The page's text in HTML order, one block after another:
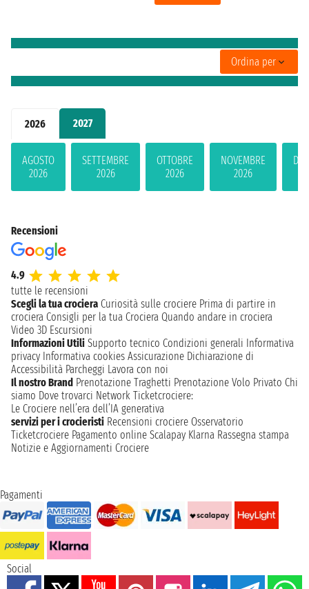
2026 2027
AGOSTO
2026
SETTEMBRE
2026
OTTOBRE
2026
NOVEMBRE
2026
Ordina per
Recensioni
4.9
tutte le recensioni
Scegli la tua crociera Curiosità sulle crociere Prima di partire in
crociera Consigli per la tua Crociera Quando andare in crociera
Video 3D Escursioni
Informazioni Utili Supporto tecnico Condizioni generali Informativa
privacy Informativa cookies Assicurazione Dichiarazione di
Accessibilità Parcheggi Lavora con noi
Il nostro Brand Prenotazione Traghetti Prenotazione Volo Privato Chi
siamo Dove trovarci Network Ticketcrociere:
Le Crociere nell’era dell’IA generativa
servizi per i crocieristi Recensioni crociere Osservatorio
Ticketcrociere Pagamento online Scalapay Klarna Rassegna stampa
Notizie e Aggiornamenti Crociere
Pagamenti
Social